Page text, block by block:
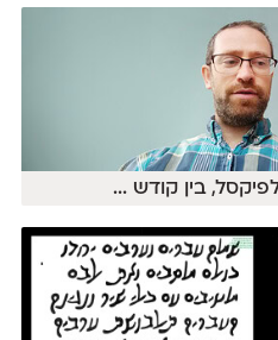
בין קודש ...